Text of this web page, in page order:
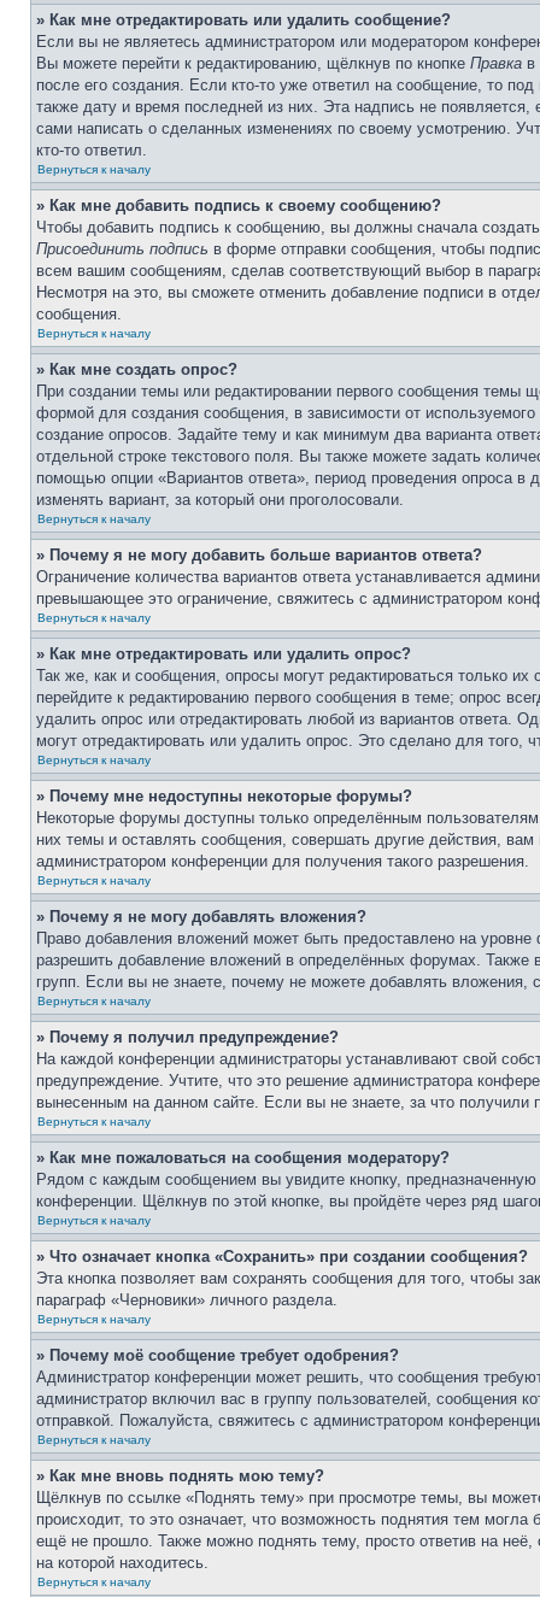
» Как мне отредактировать или удалить сообщение?
Если вы не являетесь администратором или модератором
Вы можете перейти к редактированию, щёлкнув по кнопке Правка в
после его создания. Если кто-то уже ответил на сообщение, то
также дату и время последней из них. Эта надпись не
сами написать о сделанных изменениях по своему усмотрению.
кто-то ответил.
Вернуться к началу
» Как мне добавить подпись к своему сообщению?
Чтобы добавить подпись к сообщению, вы должны сначала
Присоединить подпись в форме отправки сообщения, чтобы
всем вашим сообщениям, сделав соответствующий выбор в
Несмотря на это, вы сможете отменить добавление подписи в
сообщения.
Вернуться к началу
» Как мне создать опрос?
При создании темы или редактировании первого сообщения темы
формой для создания сообщения, в зависимости от
создание опросов. Задайте тему и как минимум два варианта
отдельной строке текстового поля. Вы также можете задать
помощью опции «Вариантов ответа», период проведения опроса в
изменять вариант, за который они проголосовали.
Вернуться к началу
» Почему я не могу добавить больше вариантов ответа?
Ограничение количества вариантов ответа устанавливается
превышающее это ограничение, свяжитесь с администратором
Вернуться к началу
» Как мне отредактировать или удалить опрос?
Так же, как и сообщения, опросы могут редактироваться только
перейдите к редактированию первого сообщения в теме; опрос
удалить опрос или отредактировать любой из вариантов ответа.
могут отредактировать или удалить опрос. Это сделано для
Вернуться к началу
» Почему мне недоступны некоторые форумы?
Некоторые форумы доступны только определённым
них темы и оставлять сообщения, совершать другие действия,
администратором конференции для получения такого разрешения.
Вернуться к началу
» Почему я не могу добавлять вложения?
Право добавления вложений может быть предоставлено на
разрешить добавление вложений в определённых форумах.
групп. Если вы не знаете, почему не можете добавлять вложения,
Вернуться к началу
» Почему я получил предупреждение?
На каждой конференции администраторы устанавливают свой
предупреждение. Учтите, что это решение администратора
вынесенным на данном сайте. Если вы не знаете, за что
Вернуться к началу
» Как мне пожаловаться на сообщения модератору?
Рядом с каждым сообщением вы увидите кнопку,
конференции. Щёлкнув по этой кнопке, вы пройдёте через ряд
Вернуться к началу
» Что означает кнопка «Сохранить» при создании сообщения?
Эта кнопка позволяет вам сохранять сообщения для того, чтобы
параграф «Черновики» личного раздела.
Вернуться к началу
» Почему моё сообщение требует одобрения?
Администратор конференции может решить, что сообщения
администратор включил вас в группу пользователей, сообщения
отправкой. Пожалуйста, свяжитесь с администратором
Вернуться к началу
» Как мне вновь поднять мою тему?
Щёлкнув по ссылке «Поднять тему» при просмотре темы, вы
происходит, то это означает, что возможность поднятия тем
ещё не прошло. Также можно поднять тему, просто ответив на
на которой находитесь.
Вернуться к началу